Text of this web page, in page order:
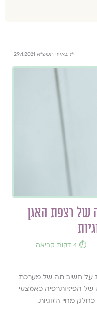
י"ז באייר תשפ"א 29.4.2021
של רצפת האגן
⏱️ 4 דקות קריאה
על חשיבותה של מערכת
של הפיזיותרפיה כאמצעי
מחיי הזוגיות.